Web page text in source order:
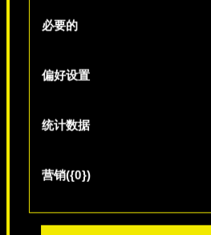
好。一旦您了解了其中的内容
必要的
偏好设置
统计数据
营销({0})